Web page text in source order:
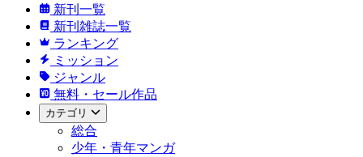
新刊一覧
新刊雑誌一覧
ランキング
ミッション
ジャンル
無料・セール作品
カテゴリ
総合
少年・青年マンガ